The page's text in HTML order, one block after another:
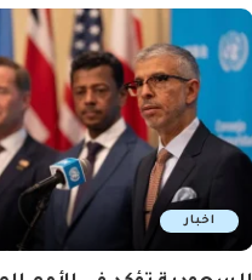
اخبار